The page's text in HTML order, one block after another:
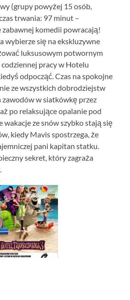
(grupy powyżej 15 osób,
trwania: 97 minut –
komedii powracają!
wybierze się na ekskluzywne
luksusowym potwornym
pracy w Hotelu
odpocząć. Czas na spokojne
ze wszystkich dobrodziejstw
w siatkówkę przez
po relaksujące opalanie pod
wakacje ze snów szybko stają się
kiedy Mavis spostrzega, że
pani kapitan statku.
sekret, który zagraża